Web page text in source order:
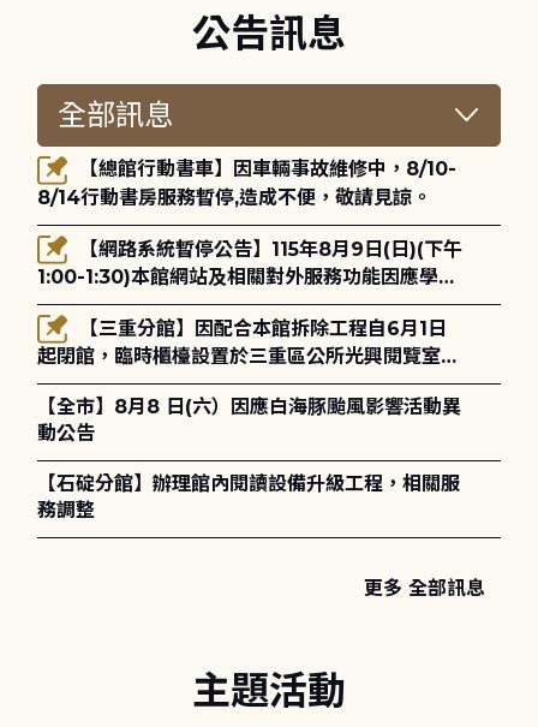
公告訊息
8/14行動書房服務暫停,造成不便，敬請見諒。
1:00-1:30)本館網站及相關對外服務功能因應學術
網路升級更新將暫停服務。
起閉館，臨時櫃檯設置於三重區公所光興閱覽室，
造成不便，敬請見諒。
【全市】8月8 日(六）因應白海豚颱風影響活動異
動公告
【石碇分館】辦理館內閱讀設備升級工程，相關服
務調整
更多 全部訊息
主題活動